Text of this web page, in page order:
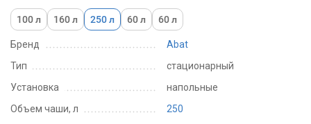
Бренд
Abat
Тип
стационарный
Установка
напольные
Объем чаши, л
250
100 л 160 л 250 л 60 л 60 л